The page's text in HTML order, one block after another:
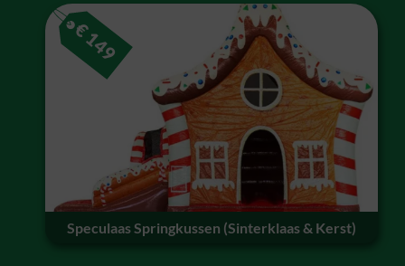
Speculaas Springkussen (Sinterklaas & Kerst)
€
149